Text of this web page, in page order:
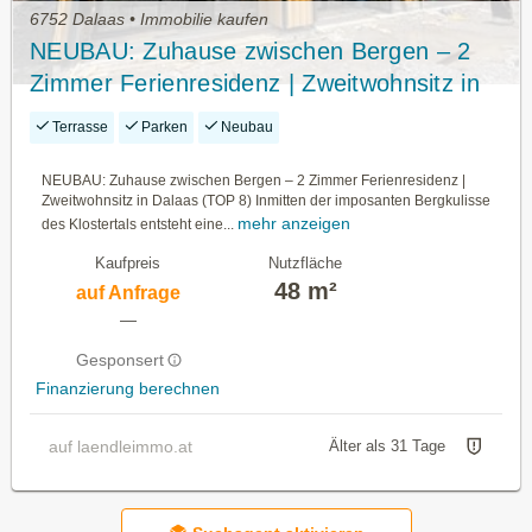
6752 Dalaas • Immobilie kaufen
NEUBAU: Zuhause zwischen Bergen – 2
Zimmer Ferienresidenz | Zweitwohnsitz in
Dalaas (TOP 8)
Terrasse Parken Neubau
NEUBAU: Zuhause zwischen Bergen – 2 Zimmer Ferienresidenz |
Zweitwohnsitz in Dalaas (TOP 8) Inmitten der imposanten Bergkulisse
des Klostertals entsteht eine...
mehr anzeigen
Kaufpreis
auf Anfrage
—
Gesponsert
Finanzierung berechnen
Nutzfläche
48 m²
auf laendleimmo.at Älter als 31 Tage